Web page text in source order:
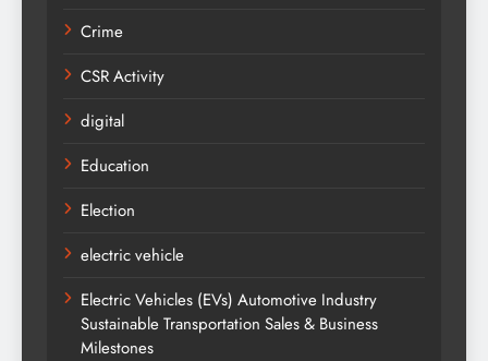
Crime
CSR Activity
digital
Education
Election
electric vehicle
Electric Vehicles (EVs) Automotive Industry
Sustainable Transportation Sales & Business
Milestones